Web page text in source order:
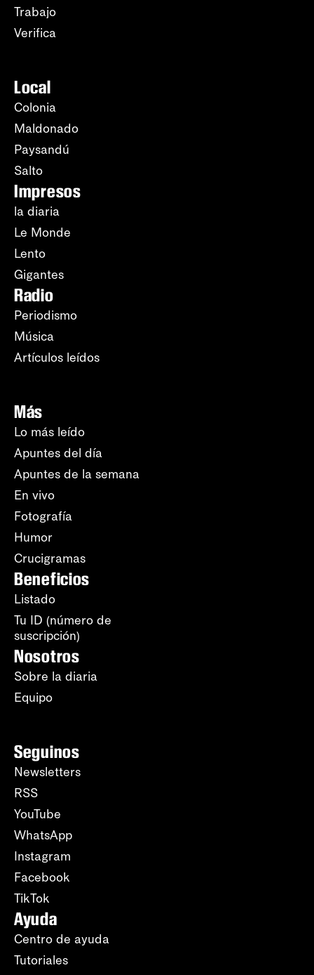
Trabajo
Verifica
Local
Colonia
Maldonado
Paysandú
Salto
Impresos
la diaria
Le Monde
Lento
Gigantes
Radio
Periodismo
Música
Artículos leídos
Más
Lo más leído
Apuntes del día
Apuntes de la semana
En vivo
Fotografía
Humor
Crucigramas
Beneficios
Listado
Tu ID (número de
suscripción)
Nosotros
Sobre la diaria
Equipo
Seguinos
Newsletters
RSS
YouTube
WhatsApp
Instagram
Facebook
TikTok
Ayuda
Centro de ayuda
Tutoriales